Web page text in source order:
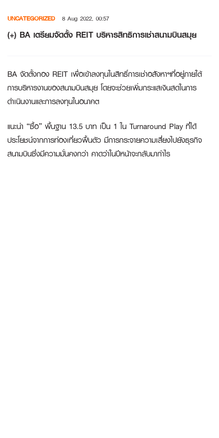
content
UNCATEGORIZED 8 Aug 2022, 00:57
(+) BA เตรียมจัดตั้ง REIT บริหารสิทธิการเช่าสนามบินสมุย
BA จัดตั้งกอง REIT เพื่อเข้าลงทุนในสิทธิ์การเช่าอสังหาฯที่อยู่ภายใต้
การบริหารงานของสนามบินสมุย โดยจะช่วยเพิ่มกระแสเงินสดในการ
ดำเนินงานและการลงทุนในอนาคต
แนะนำ “ซื้อ” พื้นฐาน 13.5 บาท เป็น 1 ใน Turnaround Play ที่ได้
ประโยชน์จากการท่องเที่ยวฟื้นตัว มีการกระจายความเสี่ยงไปยังธุรกิจ
สนามบินซึ่งมีความมั่นคงกว่า คาดว่าในปีหน้าจะกลับมากำไร